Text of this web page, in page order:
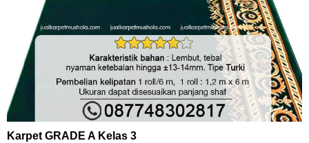
Karpet GRADE A Kelas 3